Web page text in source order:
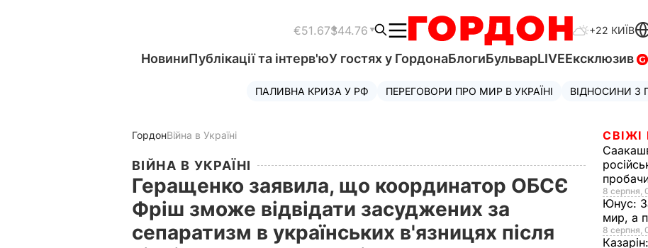
€51.67$44.76 +22 КИЇВ
НовиниПублікації та інтерв'юУ гостях у ГордонаБлогиБульварLIVEЕксклюзив
ПАЛИВНА КРИЗА У РФ ПЕРЕГОВОРИ ПРО МИР В УКРАЇНІ ВІДНОСИНИ З
ГордонВійна в Україні
ВІЙНА В УКРАЇНІ
Геращенко заявила, що координатор ОБСЄ
Фріш зможе відвідати засуджених за
сепаратизм в українських в'язницях після
СВІЖІ
8 серпня,
Юнус:
мир, а
8 серпня,
Казарін: